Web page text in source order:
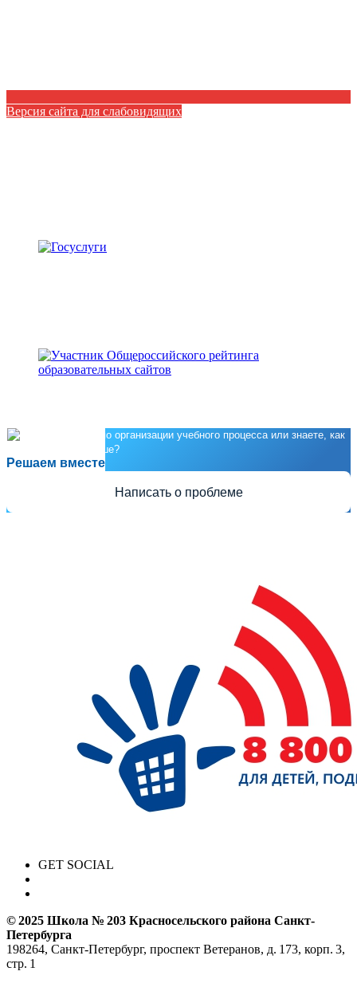
Версия сайта для слабовидящих
Решаем вместе
Есть предложения по организации учебного процесса или знаете, как
сделать школу лучше?
Написать о проблеме
GET SOCIAL
© 2025 Школа № 203 Красносельского района Санкт-
Петербурга
198264, Санкт-Петербург, проспект Ветеранов, д. 173, корп. 3,
стр. 1